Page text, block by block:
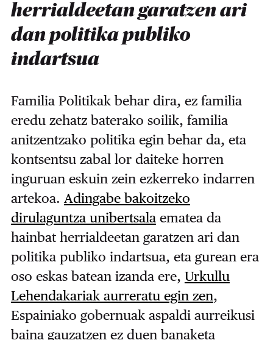
herrialdeetan garatzen ari
dan politika publiko
indartsua
Familia Politikak behar dira, ez familia
eredu zehatz baterako soilik, familia
anitzentzako politika egin behar da, eta
kontsentsu zabal lor daiteke horren
inguruan eskuin zein ezkerreko indarren
artekoa. Adingabe bakoitzeko
dirulaguntza unibertsalaematea da
hainbat herrialdeetan garatzen ari dan
politika publiko indartsua, eta gurean era
oso eskas batean izanda ere, Urkullu
Lehendakariak aurreratu egin zen,
Espainiako gobernuak aspaldi aurreikusi
baina gauzatzen ez duen banaketa